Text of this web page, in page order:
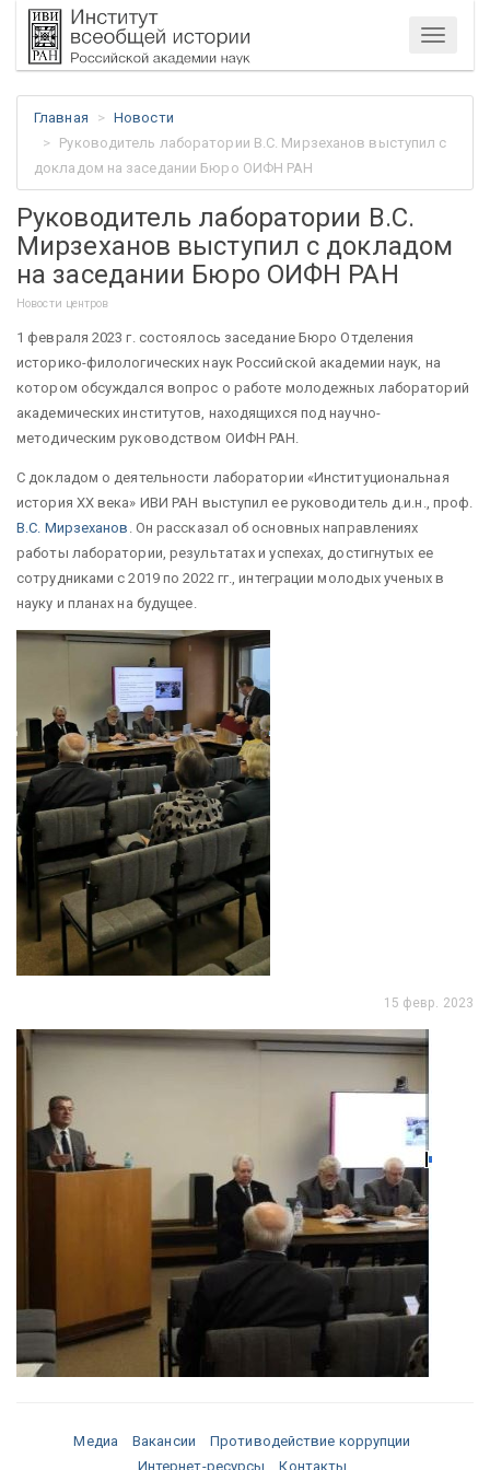
Меню
Главная
Новости
Руководитель лаборатории В.С. Мирзеханов выступил с
докладом на заседании Бюро ОИФН РАН
Руководитель лаборатории В.С.
Мирзеханов выступил с докладом
на заседании Бюро ОИФН РАН
Новости центров
1 февраля 2023 г. состоялось заседание Бюро Отделения
историко-филологических наук Российской академии наук, на
котором обсуждался вопрос о работе молодежных лабораторий
академических институтов, находящихся под научно-
методическим руководством ОИФН РАН.
С докладом о деятельности лаборатории «Институциональная
история XX века» ИВИ РАН выступил ее руководитель д.и.н., проф.
В.С. Мирзеханов . Он рассказал об основных направлениях
работы лаборатории, результатах и успехах, достигнутых ее
сотрудниками с 2019 по 2022 гг., интеграции молодых ученых в
науку и планах на будущее.
15 февр. 2023
Медиа Вакансии
Противодействие коррупции
Интернет-ресурсы
Контакты